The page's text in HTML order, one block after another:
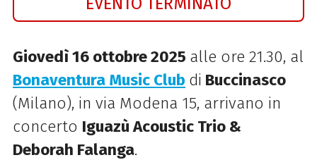
Giovedì 16 ottobre 2025 alle ore 21.30, al
Bonaventura Music Club di Buccinasco
(Milano), in via Modena 15, arrivano in
concerto Iguazù Acoustic Trio &
Deborah Falanga.